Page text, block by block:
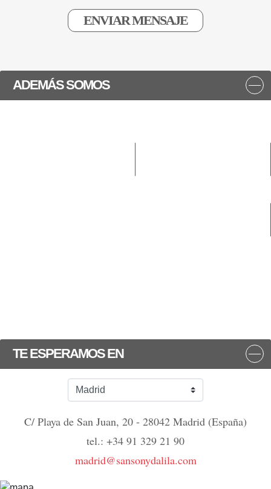
ADEMÁS SOMOS
TE ESPERAMOS EN
C/ Playa de San Juan, 20 - 28042 Madrid (España)
tel.: +34 91 329 21 90
madrid@sansonydalila.com